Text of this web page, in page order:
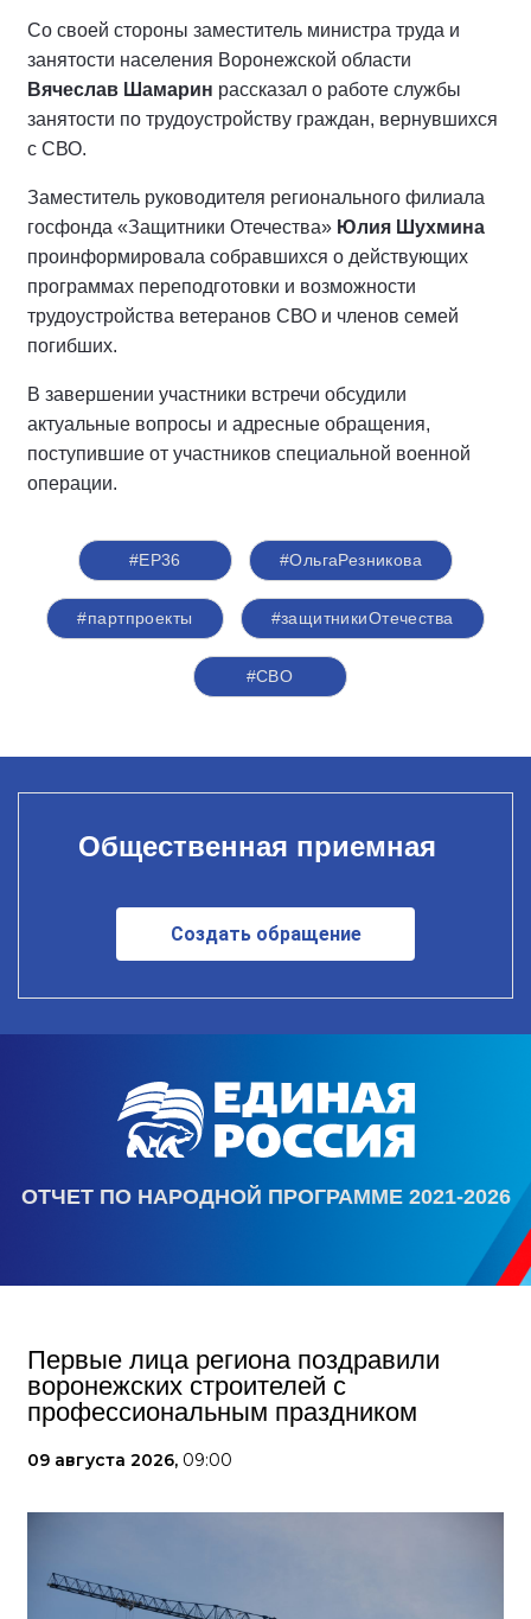
Со своей стороны заместитель министра труда и
занятости населения Воронежской области
Вячеслав Шамарин рассказал о работе службы
занятости по трудоустройству граждан, вернувшихся
с СВО.
Заместитель руководителя регионального филиала
госфонда «Защитники Отечества» Юлия Шухмина
проинформировала собравшихся о действующих
программах переподготовки и возможности
трудоустройства ветеранов СВО и членов семей
погибших.
В завершении участники встречи обсудили
актуальные вопросы и адресные обращения,
поступившие от участников специальной военной
операции.
#ЕР36 #ОльгаРезникова
#партпроекты #защитникиОтечества
#СВО
Общественная приемная
Создать обращение
ОТЧЕТ ПО НАРОДНОЙ ПРОГРАММЕ 2021-2026
Первые лица региона поздравили
воронежских строителей с
профессиональным праздником
09 августа 2026, 09:00